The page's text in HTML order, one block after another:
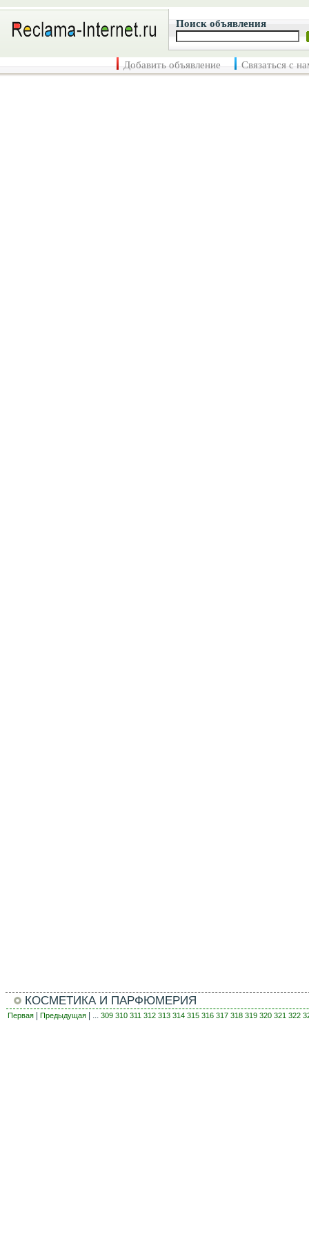
Поиск объявления
Добавить объявление Связаться с
КОСМЕТИКА И ПАРФЮМЕРИЯ
Первая Предыдущая | ... 309 310 311 312 313 314 315 316 317 318 319 320 321 322